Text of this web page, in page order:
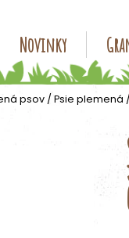
Novinky
psov / Psie plemená